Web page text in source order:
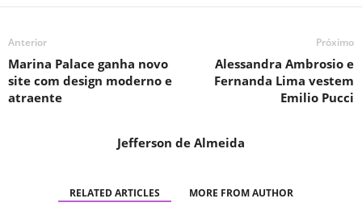
Anterior
Marina Palace ganha novo
site com design moderno e
atraente
Próximo
Alessandra Ambrosio e
Fernanda Lima vestem
Emilio Pucci
Jefferson de Almeida
RELATED ARTICLES MORE FROM AUTHOR